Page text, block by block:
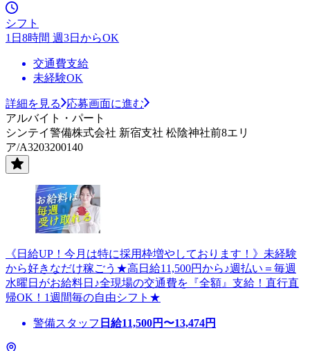
シフト
1日8時間 週3日からOK
交通費支給
未経験OK
詳細を見る
応募画面に進む
アルバイト・パート
シンテイ警備株式会社 新宿支社 松陰神社前8エリ
ア/A3203200140
《日給UP！今月は特に採用枠増やしております！》未経験
から好きなだけ稼ごう★高日給11,500円から♪週払い＝毎週
水曜日がお給料日♪全現場の交通費を『全額』支給！直行直
帰OK！1週間毎の自由シフト★
警備スタッフ 日給11,500円〜13,474円